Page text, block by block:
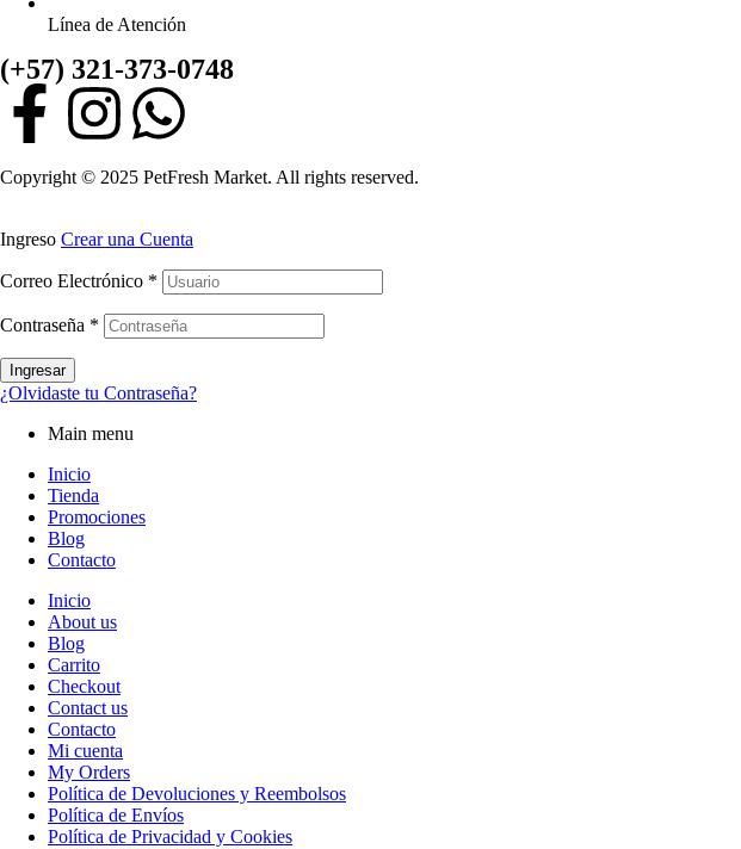
Línea de Atención
(+57) 321-373-0748
Copyright © 2025 PetFresh Market. All rights reserved.
Ingreso Crear una Cuenta
Correo Electrónico *
Contraseña *
Ingresar
¿Olvidaste tu Contraseña?
Main menu
Inicio
Tienda
Promociones
Blog
Contacto
Inicio
About us
Blog
Carrito
Checkout
Contact us
Contacto
Mi cuenta
My Orders
Política de Devoluciones y Reembolsos
Política de Envíos
Política de Privacidad y Cookies